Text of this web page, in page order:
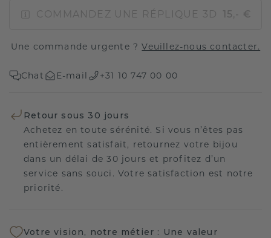
COMMANDEZ UNE RÉPLIQUE 3D 15,- €
Une commande urgente ?Veuillez-nous contacter.
Chat E-mail +31 10 747 00 00
Retour sous 30 jours
Achetez en toute sérénité. Si vous n’êtes pas
entièrement satisfait, retournez votre bijou
dans un délai de 30 jours et profitez d’un
service sans souci. Votre satisfaction est notre
priorité.
Votre vision, notre métier : Une valeur